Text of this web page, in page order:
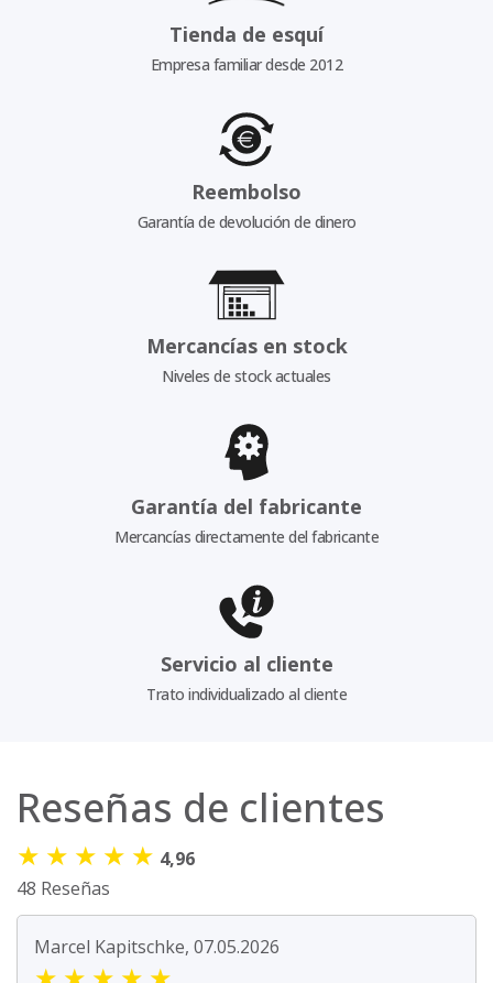
Tienda de esquí
Empresa familiar desde 2012
Reembolso
Garantía de devolución de dinero
Mercancías en stock
Niveles de stock actuales
Garantía del fabricante
Mercancías directamente del fabricante
Servicio al cliente
Trato individualizado al cliente
Reseñas de clientes
★ ★ ★ ★ ★ 4,96
48 Reseñas
Marcel Kapitschke, 07.05.2026